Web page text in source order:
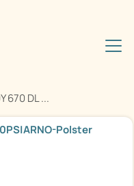
670 DL ...
Polster